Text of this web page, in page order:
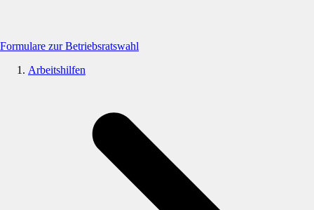
Formulare zur Betriebsratswahl
Arbeitshilfen